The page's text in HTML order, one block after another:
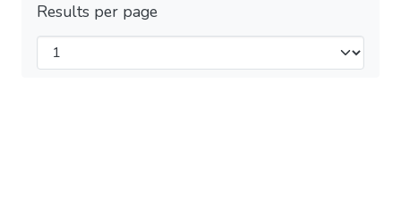
Results per page